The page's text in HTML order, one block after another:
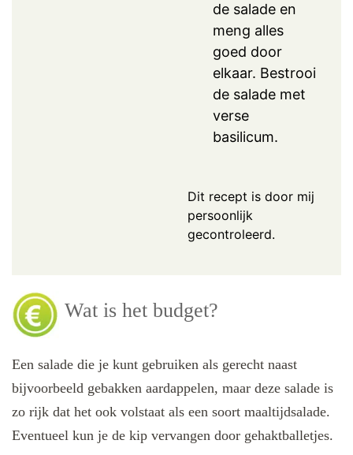
de salade en
meng alles
goed door
elkaar. Bestrooi
de salade met
verse
basilicum.
Dit recept is door mij
persoonlijk
gecontroleerd.
Wat is het budget?
Een salade die je kunt gebruiken als gerecht naast
bijvoorbeeld gebakken aardappelen, maar deze salade is
zo rijk dat het ook volstaat als een soort maaltijdsalade.
Eventueel kun je de kip vervangen door gehaktballetjes.